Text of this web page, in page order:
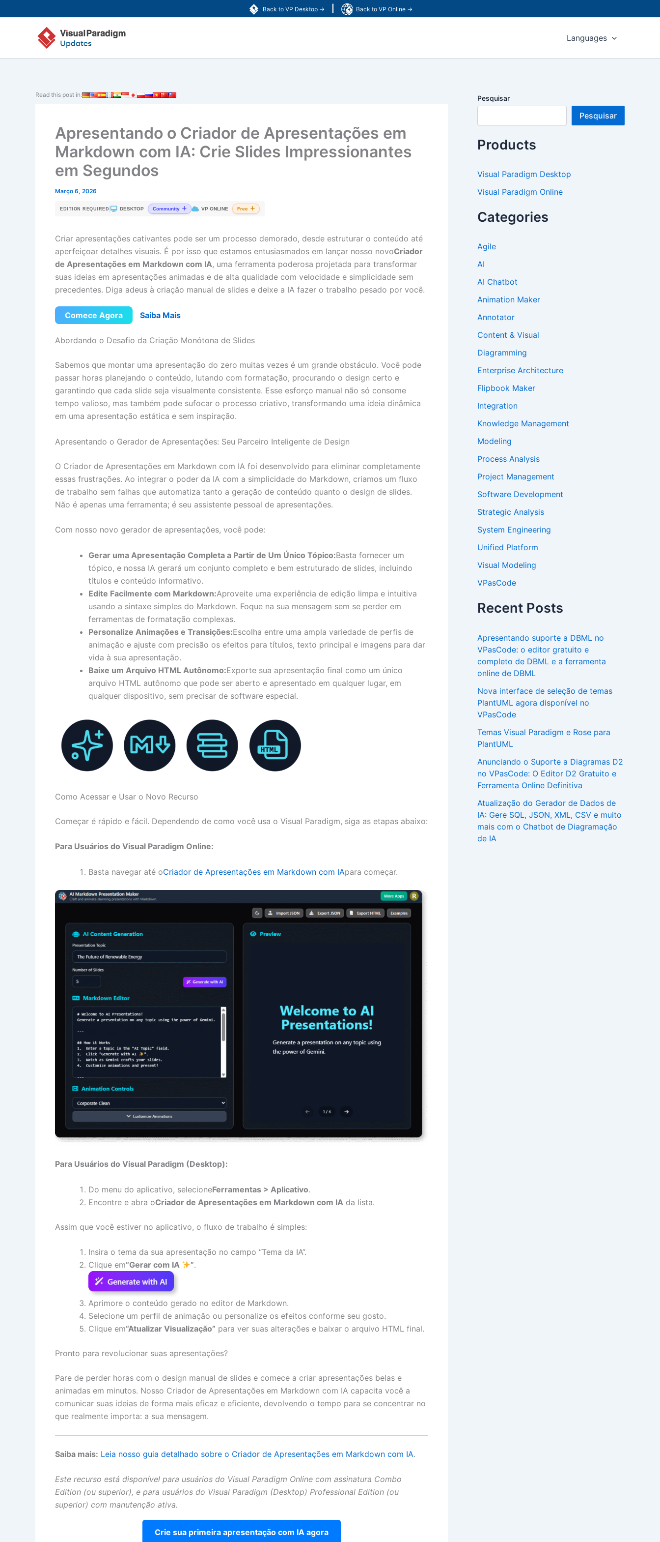
Back to VP Desktop → Back to VP Online →
to
Languages
Read this post in:
Apresentando o Criador de Apresentações em
Markdown com IA: Crie Slides Impressionantes
em Segundos
Março 6, 2026
EDITION REQUIRED DESKTOP Community VP ONLINE Free
Criar apresentações cativantes pode ser um processo demorado, desde estruturar o conteúdo até
aperfeiçoar detalhes visuais. É por isso que estamos entusiasmados em lançar nosso novoCriador
de Apresentações em Markdown com IA, uma ferramenta poderosa projetada para transformar
suas ideias em apresentações animadas e de alta qualidade com velocidade e simplicidade sem
precedentes. Diga adeus à criação manual de slides e deixe a IA fazer o trabalho pesado por você.
Comece Agora Saiba Mais
Abordando o Desafio da Criação Monótona de Slides
Sabemos que montar uma apresentação do zero muitas vezes é um grande obstáculo. Você pode
passar horas planejando o conteúdo, lutando com formatação, procurando o design certo e
garantindo que cada slide seja visualmente consistente. Esse esforço manual não só consome
tempo valioso, mas também pode sufocar o processo criativo, transformando uma ideia dinâmica
em uma apresentação estática e sem inspiração.
Apresentando o Gerador de Apresentações: Seu Parceiro Inteligente de Design
O Criador de Apresentações em Markdown com IA foi desenvolvido para eliminar completamente
essas frustrações. Ao integrar o poder da IA com a simplicidade do Markdown, criamos um fluxo
de trabalho sem falhas que automatiza tanto a geração de conteúdo quanto o design de slides.
Não é apenas uma ferramenta; é seu assistente pessoal de apresentações.
Com nosso novo gerador de apresentações, você pode:
Gerar uma Apresentação Completa a Partir de Um Único Tópico:Basta fornecer um
tópico, e nossa IA gerará um conjunto completo e bem estruturado de slides, incluindo
títulos e conteúdo informativo.
Edite Facilmente com Markdown:Aproveite uma experiência de edição limpa e intuitiva
usando a sintaxe simples do Markdown. Foque na sua mensagem sem se perder em
ferramentas de formatação complexas.
Personalize Animações e Transições:Escolha entre uma ampla variedade de perfis de
animação e ajuste com precisão os efeitos para títulos, texto principal e imagens para dar
vida à sua apresentação.
Baixe um Arquivo HTML Autônomo:Exporte sua apresentação final como um único
arquivo HTML autônomo que pode ser aberto e apresentado em qualquer lugar, em
qualquer dispositivo, sem precisar de software especial.
Como Acessar e Usar o Novo Recurso
Começar é rápido e fácil. Dependendo de como você usa o Visual Paradigm, siga as etapas abaixo:
Para Usuários do Visual Paradigm Online:
Basta navegar até oCriador de Apresentações em Markdown com IApara começar.
Para Usuários do Visual Paradigm (Desktop):
Do menu do aplicativo, selecioneFerramentas > Aplicativo.
Encontre e abra oCriador de Apresentações em Markdown com IA da lista.
Assim que você estiver no aplicativo, o fluxo de trabalho é simples:
Insira o tema da sua apresentação no campo “Tema da IA”.
Clique em“Gerar com IA ”.
Aprimore o conteúdo gerado no editor de Markdown.
Selecione um perfil de animação ou personalize os efeitos conforme seu gosto.
Clique em“Atualizar Visualização” para ver suas alterações e baixar o arquivo HTML final.
Pronto para revolucionar suas apresentações?
Pare de perder horas com o design manual de slides e comece a criar apresentações belas e
animadas em minutos. Nosso Criador de Apresentações em Markdown com IA capacita você a
comunicar suas ideias de forma mais eficaz e eficiente, devolvendo o tempo para se concentrar no
que realmente importa: a sua mensagem.
Saiba mais: Leia nosso guia detalhado sobre o Criador de Apresentações em Markdown com IA.
Este recurso está disponível para usuários do Visual Paradigm Online com assinatura Combo
Edition (ou superior), e para usuários do Visual Paradigm (Desktop) Professional Edition (ou
superior) com manutenção ativa.
Crie sua primeira apresentação com IA agora
Pesquisar
Pesquisar
Products
Visual Paradigm Desktop
Visual Paradigm Online
Categories
Agile
AI
AI Chatbot
Animation Maker
Annotator
Content & Visual
Diagramming
Enterprise Architecture
Flipbook Maker
Integration
Knowledge Management
Modeling
Process Analysis
Project Management
Software Development
Strategic Analysis
System Engineering
Unified Platform
Visual Modeling
VPasCode
Recent Posts
Apresentando suporte a DBML no
VPasCode: o editor gratuito e
completo de DBML e a ferramenta
online de DBML
Nova interface de seleção de temas
PlantUML agora disponível no
VPasCode
Temas Visual Paradigm e Rose para
PlantUML
Anunciando o Suporte a Diagramas D2
no VPasCode: O Editor D2 Gratuito e
Ferramenta Online Definitiva
Atualização do Gerador de Dados de
IA: Gere SQL, JSON, XML, CSV e muito
mais com o Chatbot de Diagramação
de IA